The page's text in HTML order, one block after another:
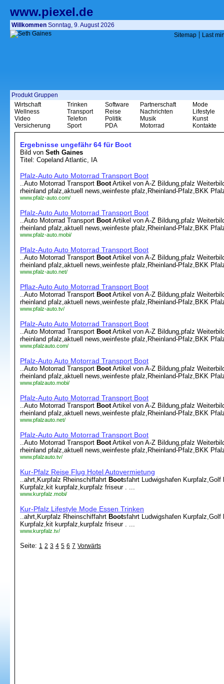
www.piexel.de
Willkommen Sonntag, 9. August 2026
Sitemap | Last
Produkt Gruppen
Wirtschaft
Wellness
Video
Versicherung
Trinken
Transport
Telefon
Sport
Software
Reise
Politik
PDA
Partnerschaft
Nachrichten
Musik
Motorrad
Mode
Lifestyle
Kunst
Kontakte
Ergebnisse ungefähr 64 für Boot
Bild von Seth Gaines
Titel: Copeland Atlantic, IA
Pfalz-Auto Auto Motorrad Transport Boot
..Auto Motorrad Transport BootArtikel von A-Z Bildung,pfalz
rheinland pfalz,aktuell news,weinfeste pfalz,Rheinland-Pfalz,BKK
www.pfalz-auto.com/
Pfalz-Auto Auto Motorrad Transport Boot
..Auto Motorrad Transport BootArtikel von A-Z Bildung,pfalz
rheinland pfalz,aktuell news,weinfeste pfalz,Rheinland-Pfalz,BKK
www.pfalz-auto.mobi/
Pfalz-Auto Auto Motorrad Transport Boot
..Auto Motorrad Transport BootArtikel von A-Z Bildung,pfalz
rheinland pfalz,aktuell news,weinfeste pfalz,Rheinland-Pfalz,BKK
www.pfalz-auto.net/
Pflaz-Auto Auto Motorrad Transport Boot
..Auto Motorrad Transport BootArtikel von A-Z Bildung,pfalz
rheinland pfalz,aktuell news,weinfeste pfalz,Rheinland-Pfalz,BKK
www.pfalz-auto.tv/
Pfalz-Auto Auto Motorrad Transport Boot
..Auto Motorrad Transport BootArtikel von A-Z Bildung,pfalz
rheinland pfalz,aktuell news,weinfeste pfalz,Rheinland-Pfalz,BKK
www.pfalzauto.com/
Pfalz-Auto Auto Motorrad Transport Boot
..Auto Motorrad Transport BootArtikel von A-Z Bildung,pfalz
rheinland pfalz,aktuell news,weinfeste pfalz,Rheinland-Pfalz,BKK
www.pfalzauto.mobi/
Pfalz-Auto Auto Motorrad Transport Boot
..Auto Motorrad Transport BootArtikel von A-Z Bildung,pfalz
rheinland pfalz,aktuell news,weinfeste pfalz,Rheinland-Pfalz,BKK
www.pfalzauto.net/
Pfalz-Auto Auto Motorrad Transport Boot
..Auto Motorrad Transport BootArtikel von A-Z Bildung,pfalz
rheinland pfalz,aktuell news,weinfeste pfalz,Rheinland-Pfalz,BKK
www.pfalzauto.tv/
Kur-Pfalz Reise Flug Hotel Autovermietung
..ahrt,Kurpfalz Rheinschiffahrt Bootsfahrt Ludwigshafen
Kurpfalz,kit kurpfalz,kurpfalz friseur . ...
www.kurpfalz.mobi/
Kur-Pfalz Lifestyle Mode Essen Trinken
..ahrt,Kurpfalz Rheinschiffahrt Bootsfahrt Ludwigshafen
Kurpfalz,kit kurpfalz,kurpfalz friseur . ...
www.kurpfalz.tv/
Seite: 1 2 3 4 5 6 7 Vorwärts